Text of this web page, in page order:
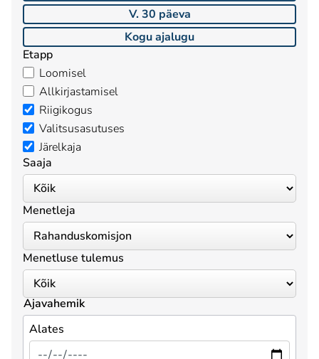
V. 30 päeva
Kogu ajalugu
Etapp
Loomisel
Allkirjastamisel
Riigikogus
Valitsusasutuses
Järelkaja
Saaja
Menetleja
Menetluse tulemus
Ajavahemik
Alates